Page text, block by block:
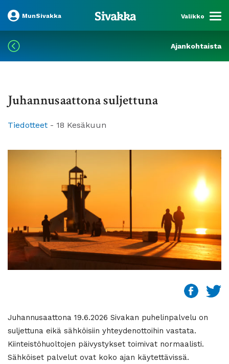
MunSivakka Valikko
Ajankohtaista
Juhannusaattona suljettuna
Tiedotteet - 18 Kesäkuun
Juhannusaattona 19.6.2026 Sivakan puhelinpalvelu on
suljettuna eikä sähköisiin yhteydenottoihin vastata.
Kiinteistöhuoltojen päivystykset toimivat normaalisti.
Sähköiset palvelut ovat koko ajan käytettävissä.